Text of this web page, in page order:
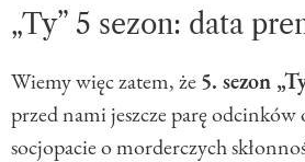
„Ty” 5 sezon: data
Wiemy więc zatem, że5. sezon
przed nami jeszcze parę odcinków
socjopacie o morderczych